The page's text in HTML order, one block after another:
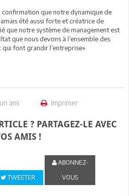
confirmation que notre dynamique de
été aussi forte et créatrice de
que notre système de management est
que nous devons à l’ensemble des
font grandir l’entreprise»
ami Imprimer
? PARTAGEZ-LE AVEC
AMIS !
TWEETER
ABONNEZ-
VOUS